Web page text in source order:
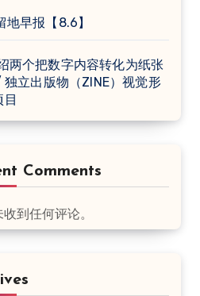
早报【8.6】
两个把数字内容转化为纸张
立出版物（ZINE）视觉形
目
Comments
到任何评论。